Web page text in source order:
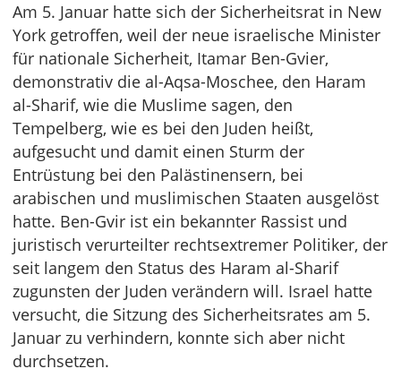
Am 5. Januar hatte sich der Sicherheitsrat in New
York getroffen, weil der neue israelische Minister
für nationale Sicherheit, Itamar Ben-Gvier,
demonstrativ die al-Aqsa-Moschee, den Haram
al-Sharif, wie die Muslime sagen, den
Tempelberg, wie es bei den Juden heißt,
aufgesucht und damit einen Sturm der
Entrüstung bei den Palästinensern, bei
arabischen und muslimischen Staaten ausgelöst
hatte. Ben-Gvir ist ein bekannter Rassist und
juristisch verurteilter rechtsextremer Politiker, der
seit langem den Status des Haram al-Sharif
zugunsten der Juden verändern will. Israel hatte
versucht, die Sitzung des Sicherheitsrates am 5.
Januar zu verhindern, konnte sich aber nicht
durchsetzen.